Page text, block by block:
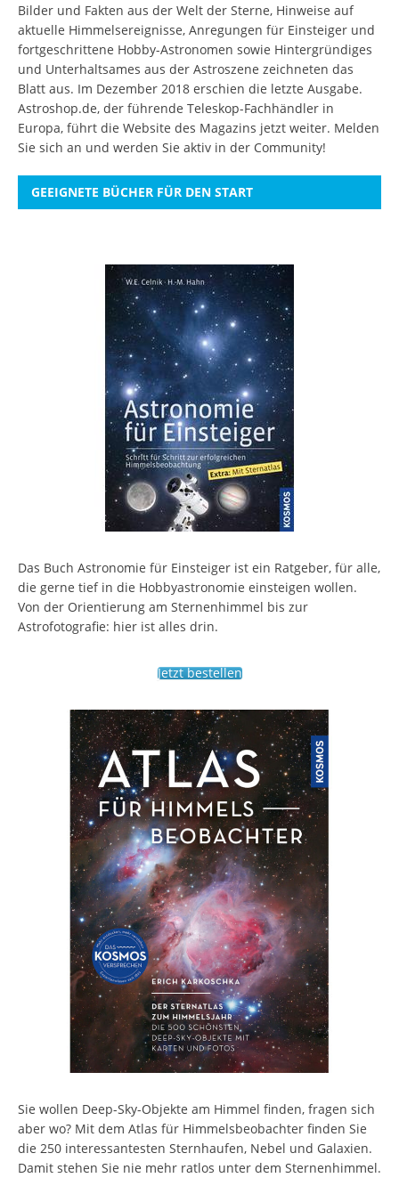
Bilder und Fakten aus der Welt der Sterne, Hinweise auf
aktuelle Himmelsereignisse, Anregungen für Einsteiger und
fortgeschrittene Hobby-Astronomen sowie Hintergründiges
und Unterhaltsames aus der Astroszene zeichneten das
Blatt aus. Im Dezember 2018 erschien die letzte Ausgabe.
Astroshop.de, der führende Teleskop-Fachhändler in
Europa, führt die Website des Magazins jetzt weiter. Melden
Sie sich an und werden Sie aktiv in der Community!
GEEIGNETE BÜCHER FÜR DEN START
Das Buch Astronomie für Einsteiger ist ein Ratgeber, für alle,
die gerne tief in die Hobbyastronomie einsteigen wollen.
Von der Orientierung am Sternenhimmel bis zur
Astrofotografie: hier ist alles drin.
Jetzt bestellen
Sie wollen Deep-Sky-Objekte am Himmel finden, fragen sich
aber wo? Mit dem Atlas für Himmelsbeobachter finden Sie
die 250 interessantesten Sternhaufen, Nebel und Galaxien.
Damit stehen Sie nie mehr ratlos unter dem Sternenhimmel.